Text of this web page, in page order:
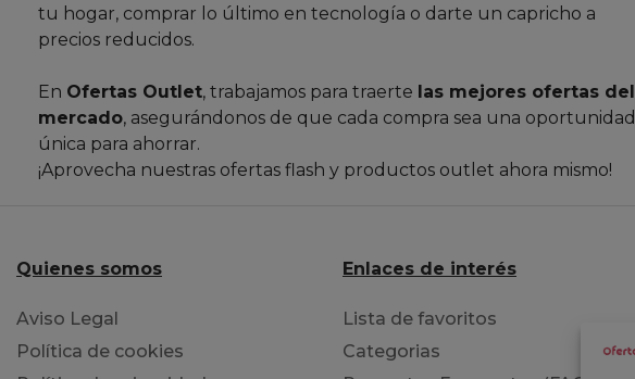
tu hogar, comprar lo último en tecnología o darte un capricho a
precios reducidos.
En Ofertas Outlet, trabajamos para traerte las mejores ofertas del
mercado, asegurándonos de que cada compra sea una oportunidad
única para ahorrar.
¡Aprovecha nuestras ofertas flash y productos outlet ahora mismo!
Quienes somos
Aviso Legal
Política de cookies
Enlaces de interés
Lista de favoritos
Categorias